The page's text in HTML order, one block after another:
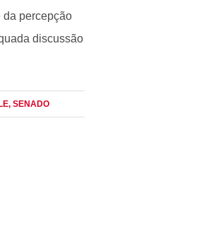
da percepção
discussão
, SENADO